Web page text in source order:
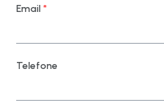
Email*
Telefone